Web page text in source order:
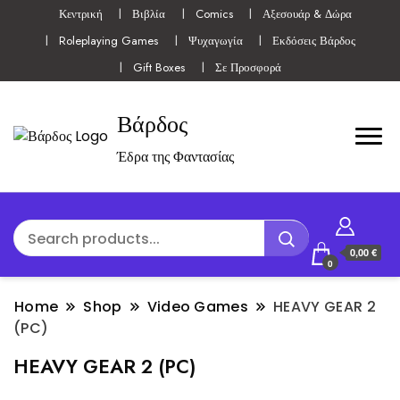
Κεντρική Βιβλία Comics
Αξεσουάρ & Δώρα
Roleplaying Games
Ψυχαγωγία
Εκδόσεις Βάρδος
Gift Boxes
Σε Προσφορά
Βάρδος
Έδρα της Φαντασίας
0
0,00 €
Home Shop Video Games
HEAVY GEAR 2
(PC)
HEAVY GEAR 2 (PC)